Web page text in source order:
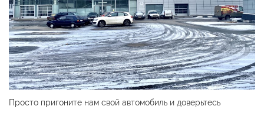
Просто пригоните нам свой автомобиль и доверьтесь